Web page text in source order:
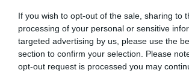
If you wish to opt-out of the sale, sharing to
processing of your personal or sensitive
targeted advertising by us, please use the
section to confirm your selection. Please
opt-out request is processed you may
Ημερομηνία:
Από: 30/06/2026 Εως:
01/07/
Τρίτη, 22:00 | Τετάρτη, 21:30 |